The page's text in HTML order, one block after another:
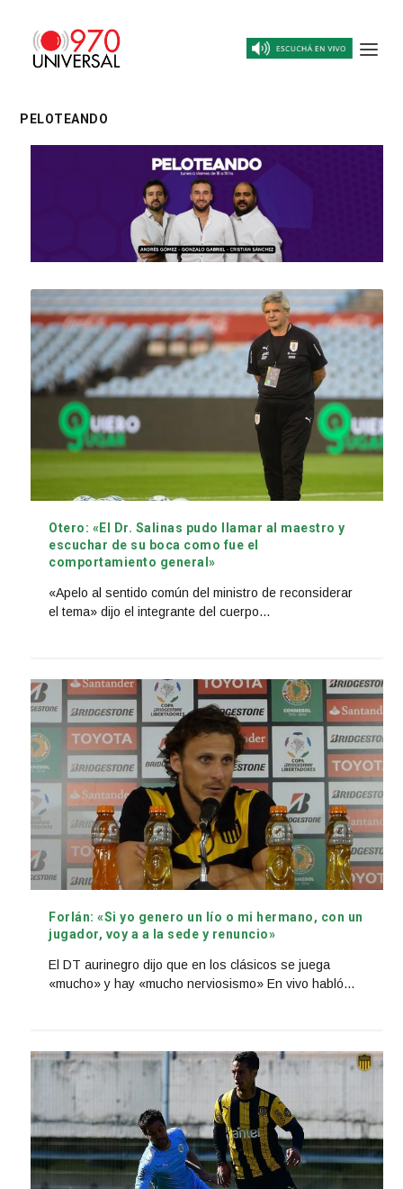
PELOTEANDO
Otero: «El Dr. Salinas pudo llamar al maestro y
escuchar de su boca como fue el
comportamiento general»
«Apelo al sentido común del ministro de reconsiderar
el tema» dijo el integrante del cuerpo...
Forlán: «Si yo genero un lío o mi hermano, con un
jugador, voy a a la sede y renuncio»
El DT aurinegro dijo que en los clásicos se juega
«mucho» y hay «mucho nerviosismo» En vivo habló...